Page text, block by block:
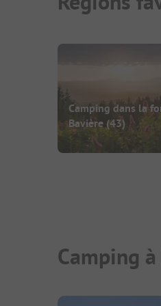
Camping dans la
Bavière (43)
Camping